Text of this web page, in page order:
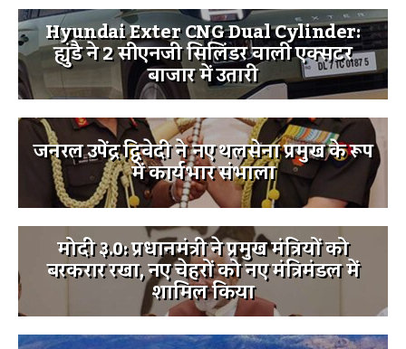
Hyundai Exter CNG Dual Cylinder:
ह्युंडै ने 2 सीएनजी सिलिंडर वाली एक्सटर
बाजार में उतारी
जनरल उपेंद्र द्विवेदी ने नए थलसेना प्रमुख के रूप
में कार्यभार संभाला
मोदी ३.0: प्रधानमंत्री ने प्रमुख मंत्रियों को
बरकरार रखा, नए चेहरों को नए मंत्रिमंडल में
शामिल किया